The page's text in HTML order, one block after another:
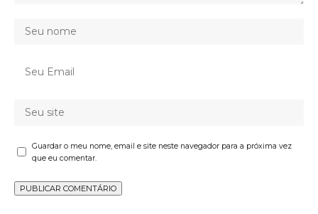
Guardar o meu nome, email e site neste navegador para a próxima vez
que eu comentar.